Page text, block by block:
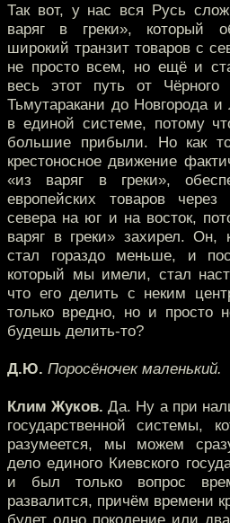
Так вот, у нас вся Русь
варяг в греки», который
широкий транзит товаров с
не просто всем, но ещё и
весь этот путь от
Тьмутаракани до Новгорода и
в единой системе, потому
большие прибыли. Но как
крестоносное движение
«из варяг в греки»,
европейских товаров
севера на юг и на восток,
варяг в греки» захирел. Он,
стал гораздо меньше, и
который мы имели, стал
что его делить с неким
только вредно, но и просто
будешь делить-то?
Д.Ю. Поросёночек маленький.
Клим Жуков. Да. Ну а при
государственной системы,
разумеется, мы можем
дело единого Киевского
и был только вопрос
развалится, причём времени